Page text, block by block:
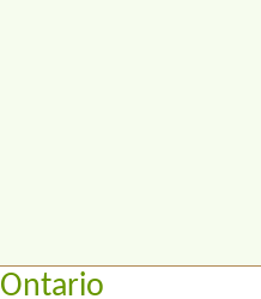
Ontario